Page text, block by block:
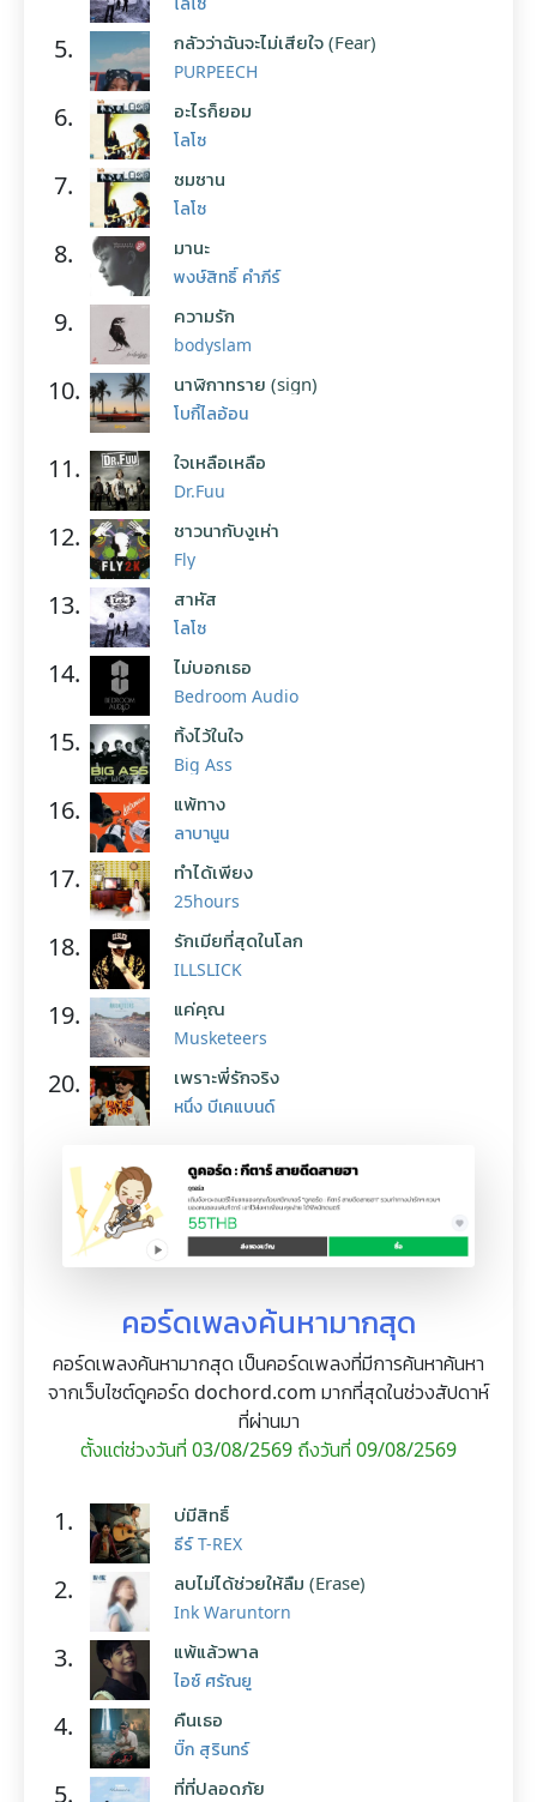
5. กลัวว่าฉันจะไม่เสียใจ (Fear)
PURPEECH
6. อะไรก็ยอม
โลโซ
7. ซมซาน
โลโซ
8. มานะ
พงษ์สิทธิ์ คำภีร์
9. ความรัก
bodyslam
10. นาฬิกาทราย (sign)
โบกี้ไลอ้อน
11. ใจเหลือเหลือ
Dr.Fuu
12. ชาวนากับงูเห่า
Fly
13. สาหัส
โลโซ
14. ไม่บอกเธอ
Bedroom Audio
15. ทิ้งไว้ในใจ
Big Ass
16. แพ้ทาง
ลาบานูน
17. ทำได้เพียง
25hours
18. รักเมียที่สุดในโลก
ILLSLICK
19. แค่คุณ
Musketeers
20. เพราะพี่รักจริง
หนึ่ง บีเคแบนด์
คอร์ดเพลงค้นหามากสุด
คอร์ดเพลงค้นหามากสุด เป็นคอร์ดเพลงที่มีการค้นหาค้นหา
จากเว็บไซต์ดูคอร์ด dochord.com มากที่สุดในช่วงสัปดาห์
ที่ผ่านมา
ตั้งแต่ช่วงวันที่ 03/08/2569 ถึงวันที่ 09/08/2569
1. บ่มีสิทธิ์
ธีร์ T-REX
2. ลบไม่ได้ช่วยให้ลืม (Erase)
Ink Waruntorn
3. แพ้แล้วพาล
ไอซ์ ศรัณยู
4. คืนเธอ
บิ๊ก สุรินทร์
5. ที่ที่ปลอดภัย